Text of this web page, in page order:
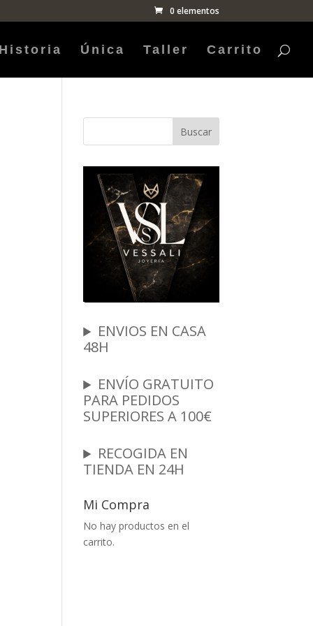
0 elementos
Única Taller Carrito
Buscar
ENVIOS EN CASA
48H
ENVÍO GRATUITO
PARA PEDIDOS
SUPERIORES A 100€
RECOGIDA EN
TIENDA EN 24H
Mi Compra
No hay productos en el
carrito.